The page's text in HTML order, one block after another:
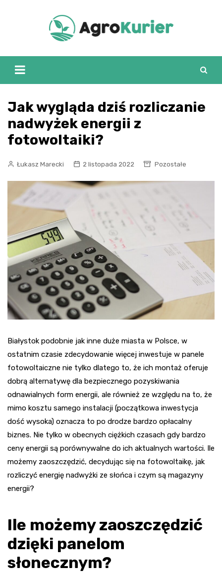
Jak wygląda dziś rozliczanie
nadwyżek energii z
fotowoltaiki?
Łukasz Marecki 2 listopada 2022 Pozostałe
Białystok podobnie jak inne duże miasta w Polsce, w
ostatnim czasie zdecydowanie więcej inwestuje w panele
fotowoltaiczne nie tylko dlatego to, że ich montaż oferuje
dobrą alternatywę dla bezpiecznego pozyskiwania
odnawialnych form energii, ale również ze względu na to, że
mimo kosztu samego instalacji (początkowa inwestycja
dość wysoka) oznacza to po drodze bardzo opłacalny
biznes. Nie tylko w obecnych ciężkich czasach gdy bardzo
ceny energii są porównywalne do ich aktualnych wartości. Ile
możemy zaoszczędzić, decydując się na fotowoltaikę, jak
rozliczyć energię nadwyżki ze słońca i czym są magazyny
energii?
Ile możemy zaoszczędzić
dzięki panelom
słonecznym?